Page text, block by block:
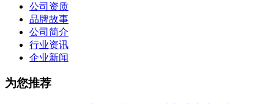
公司资质
品牌故事
公司简介
行业资讯
企业新闻
为您推荐